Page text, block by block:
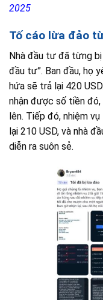
2025
Tố cáo lừa đảo
Nhà đầu tư đã từng bị
đầu tư”. Ban đầu, họ
hứa sẽ trả lại 420
nhận được số tiền
lên. Tiếp đó, nhiệm
lại 210 USD, và nhà
diễn ra suôn sẻ.